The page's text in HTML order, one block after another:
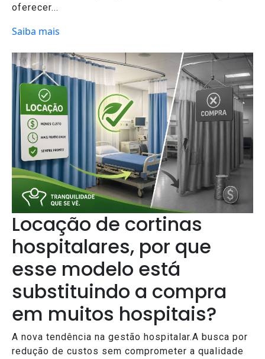
oferecer...
Saiba mais
Locação de cortinas
hospitalares, por que
esse modelo está
substituindo a compra
em muitos hospitais?
A nova tendência na gestão hospitalar.A busca por
redução de custos sem comprometer a qualidade